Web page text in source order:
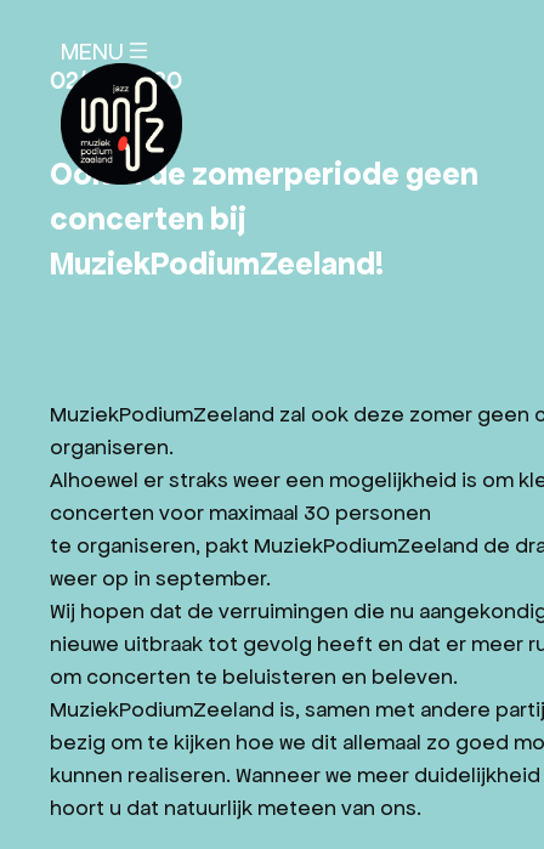
SLUITEN
X
AGENDA
OVER ONS
ANBI-STATUS
MISSIE EN VISIE MPZ
JAZZ IN ZEELAND
CONTACT
WORD VRIEND
NL DE
MENU
02/06/2020
Ook in de zomerperiode geen
concerten bij
MuziekPodiumZeeland!
MuziekPodiumZeeland zal ook deze zomer geen
organiseren.
Alhoewel er straks weer een mogelijkheid is om
concerten voor maximaal 30 personen
te organiseren, pakt MuziekPodiumZeeland de
weer op in september.
Wij hopen dat de verruimingen die nu
nieuwe uitbraak tot gevolg heeft en dat er meer
om concerten te beluisteren en beleven.
MuziekPodiumZeeland is, samen met andere
bezig om te kijken hoe we dit allemaal zo goed
kunnen realiseren. Wanneer we meer
hoort u dat natuurlijk meteen van ons.